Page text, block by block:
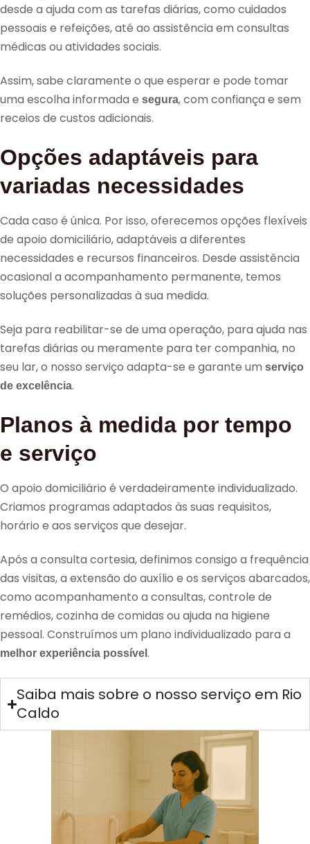
desde a ajuda com as tarefas diárias, como cuidados
pessoais e refeições, até ao assistência em consultas
médicas ou atividades sociais.
Assim, sabe claramente o que esperar e pode tomar
uma escolha informada e segura, com confiança e sem
receios de custos adicionais.
Opções adaptáveis para
variadas necessidades
Cada caso é única. Por isso, oferecemos opções flexíveis
de apoio domiciliário, adaptáveis a diferentes
necessidades e recursos financeiros. Desde assistência
ocasional a acompanhamento permanente, temos
soluções personalizadas à sua medida.
Seja para reabilitar-se de uma operação, para ajuda nas
tarefas diárias ou meramente para ter companhia, no
seu lar, o nosso serviço adapta-se e garante um serviço
de excelência.
Planos à medida por tempo
e serviço
O apoio domiciliário é verdadeiramente individualizado.
Criamos programas adaptados às suas requisitos,
horário e aos serviços que desejar.
Após a consulta cortesia, definimos consigo a frequência
das visitas, a extensão do auxílio e os serviços abarcados,
como acompanhamento a consultas, controle de
remédios, cozinha de comidas ou ajuda na higiene
pessoal. Construímos um plano individualizado para a
melhor experiência possível .
Saiba mais sobre o nosso serviço em Rio
Caldo